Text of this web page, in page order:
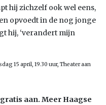
hij zichzelf ook wel eens,
opvoedt in de nog jonge
hij, ‘verandert mijn
15 april, 19.30 uur, Theater aan
aan. Meer Haagse